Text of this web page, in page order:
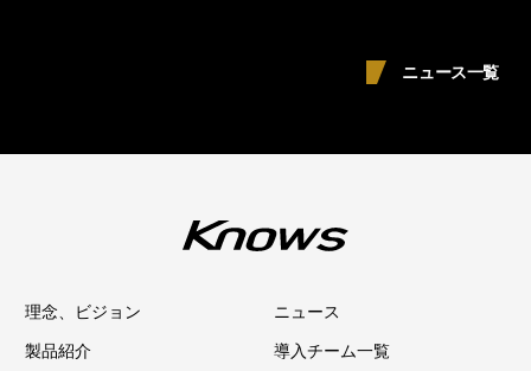
ニュース一覧
理念、ビジョン ニュース
製品紹介 導入チーム一覧